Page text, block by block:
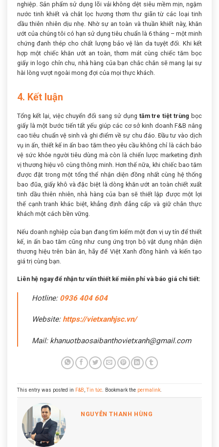
nghiệp. Sản phẩm sử dụng lõi vải không dệt siêu mềm mịn, ngậm
nước tinh khiết và chắt lọc hương thơm thư giãn từ các loại tinh
dầu thiên nhiên dịu nhẹ. Nhờ sự an toàn và thuần khiết này, khăn
ướt của chúng tôi có hạn sử dụng tiêu chuẩn là 6 tháng – một minh
chứng đanh thép cho chất lượng bảo vệ làn da tuyệt đối. Khi kết
hợp một chiếc khăn ướt an toàn, thơm mát cùng chiếc tăm bọc
giấy in logo chỉn chu, nhà hàng của bạn chắc chắn sẽ mang lại sự
hài lòng vượt ngoài mong đợi của mọi thực khách.
4. Kết luận
Tổng kết lại, việc chuyển đổi sang sử dụng tăm tre tiệt trùng bọc
giấy là một bước tiến tất yếu giúp các cơ sở kinh doanh F&B nâng
cao tiêu chuẩn vệ sinh và ghi điểm về sự chu đáo. Đầu tư vào dịch
vụ in ấn, thiết kế in ấn bao tăm theo yêu cầu không chỉ là cách bảo
vệ sức khỏe người tiêu dùng mà còn là chiến lược marketing định
vị thương hiệu vô cùng thông minh. Hơn thế nữa, khi chiếc bao tăm
được đặt trong một tổng thể nhận diện đồng nhất cùng hệ thống
bao đũa, giấy khô và đặc biệt là dòng khăn ướt an toàn chiết xuất
tinh dầu thiên nhiên, nhà hàng của bạn sẽ thiết lập được một lợi
thế cạnh tranh khác biệt, khẳng định đẳng cấp và giữ chân thực
khách một cách bền vững.
Nếu doanh nghiệp của bạn đang tìm kiếm một đơn vị uy tín để thiết
kế, in ấn bao tăm cũng như cung ứng trọn bộ vật dụng nhận diện
thương hiệu trên bàn ăn, hãy để Việt Xanh đồng hành và kiến tạo
giá trị cùng bạn.
Liên hệ ngay để nhận tư vấn thiết kế miễn phí và báo giá chi tiết:
Hotline: 0936 404 604
Website: https://vietxanhjsc.vn/
Mail: khanuotbaosaibanthovietxanh@gmail.com
This entry was posted in F&B ,Tin tức . Bookmark the permalink
NGUYỄN THANH HÙNG